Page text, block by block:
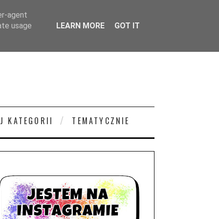
KATEGORII TEMATYCZNIE
agent
usage
LEARN MORE GOT IT